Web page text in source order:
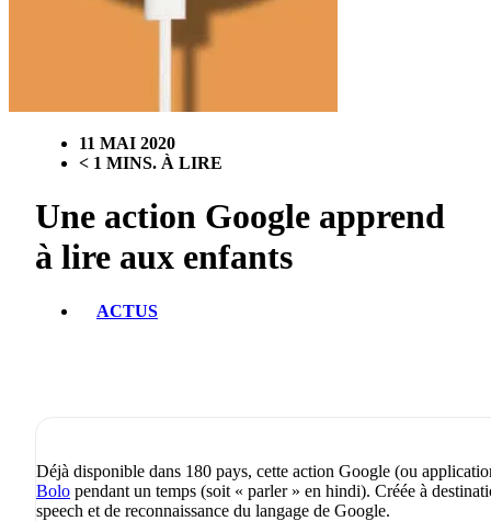
11 MAI 2020
< 1 MINS. À LIRE
Une action Google apprend
à lire aux enfants
ACTUS
Déjà disponible dans 180 pays, cette action Google (ou
Bolo pendant un temps (soit « parler » en hindi). Créée à
speech et de reconnaissance du langage de Google.